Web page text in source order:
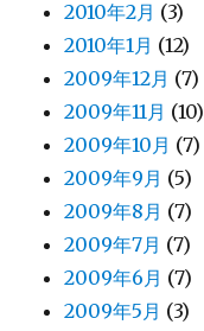
2010年2月 (3)
2010年1月 (12)
2009年12月 (7)
2009年11月 (10)
2009年10月 (7)
2009年9月 (5)
2009年8月 (7)
2009年7月 (7)
2009年6月 (7)
2009年5月 (3)